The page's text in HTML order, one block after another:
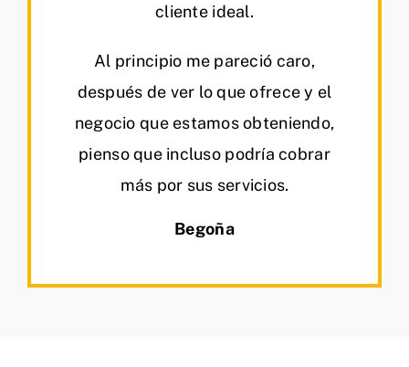
cliente ideal.
Al principio me pareció caro,
después de ver lo que ofrece y el
negocio que estamos obteniendo,
pienso que incluso podría cobrar
más por sus servicios.
Begoña